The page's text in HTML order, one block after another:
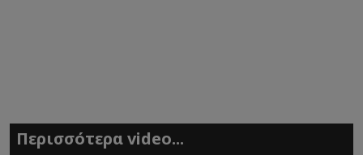
Περισσότερα video...